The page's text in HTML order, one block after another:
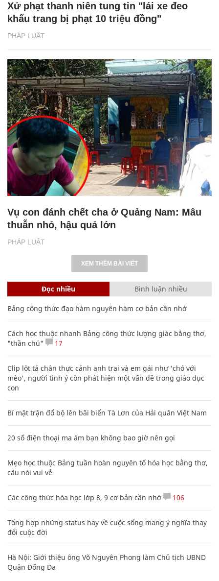
PHÁP LUẬT
Xử phạt thanh niên tung tin "lái xe đeo
khẩu trang bị phạt 10 triệu đồng"
PHÁP LUẬT
Vụ con đánh chết cha ở Quảng Nam: Mâu
thuẫn nhỏ, hậu quả lớn
XEM THÊM BÀI VIẾT
Đọc nhiều Bình luận nhiều
Bảng công thức đạo hàm nguyên hàm cơ bản cần nhớ
Cách học thuộc nhanh Bảng công thức lượng giác bằng thơ,
"thần chú"
17
Clip lột tả chân thực cảnh anh trai và em gái như 'chó với
mèo', người tinh ý còn phát hiện một vấn đề trong giáo dục
con
Bí mật trận đổ bộ lên bãi biển Tà Lơn của Hải quân Việt Nam
20 số điện thoại ma ám bạn không bao giờ nên gọi
Mẹo học thuộc Bảng tuần hoàn nguyên tố hóa học bằng thơ,
câu nói vui vẻ
Các công thức hóa học lớp 8, 9 cơ bản cần nhớ 106
Tổng hợp những status hay về cuộc sống mang ý nghĩa thay
đổi cuộc đời
Hà Nội: Giới thiệu ông Võ Nguyên Phong làm Chủ tịch UBND
Quận Đống Đa